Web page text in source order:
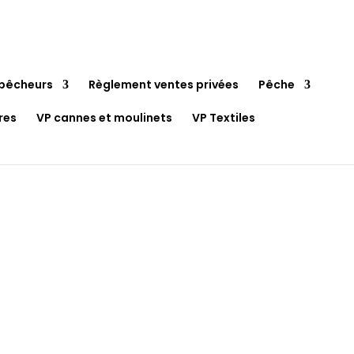
Règlement ventes privées Pêche
VP cannes et moulinets VP Textiles